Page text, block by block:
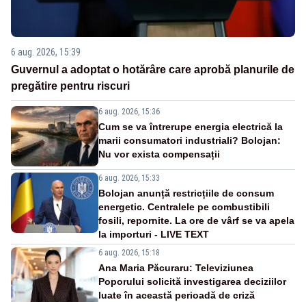
6 aug. 2026, 15:39
Guvernul a adoptat o hotărâre care aprobă planurile de
pregătire pentru riscuri
6 aug. 2026, 15:36
Cum se va întrerupe energia electrică la
marii consumatori industriali? Bolojan:
Nu vor exista compensații
6 aug. 2026, 15:33
Bolojan anunță restricțiile de consum
energetic. Centralele pe combustibili
fosili, repornite. La ore de vârf se va apela
la importuri - LIVE TEXT
6 aug. 2026, 15:18
Ana Maria Păcuraru: Televiziunea
Poporului solicită investigarea deciziilor
luate în această perioadă de criză